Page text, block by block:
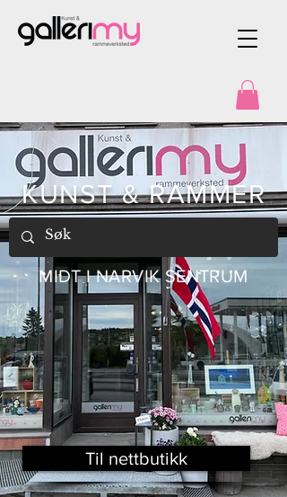
KUNST & RAMMER
MIDT I NARVIK SENTRUM
Til nettbutikk